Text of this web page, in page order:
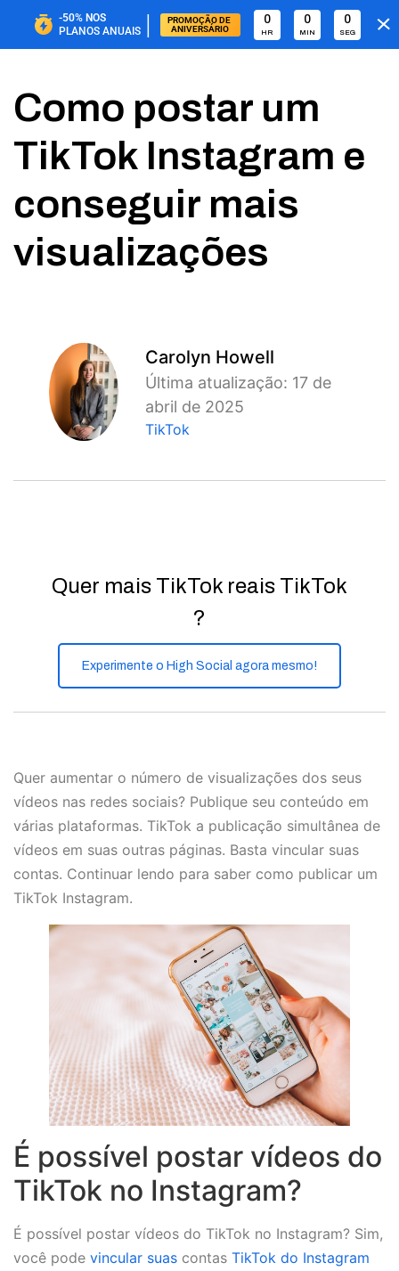
-50% NOS
PLANOS ANUAIS |
PROMOÇÃO DE
ANIVERSÁRIO
0
HR
0
MIN
0
SEG
Como postar um
TikTok Instagram e
conseguir mais
visualizações
Carolyn Howell
Última atualização: 17 de
abril de 2025
TikTok
Quer mais TikTok reais TikTok
?
Experimente o High Social agora mesmo!
Quer aumentar o número de visualizações dos seus
vídeos nas redes sociais? Publique seu conteúdo em
várias plataformas. TikTok a publicação simultânea de
vídeos em suas outras páginas. Basta vincular suas
contas. Continuar lendo para saber como publicar um
TikTok Instagram.
É possível postar vídeos do
TikTok no Instagram?
É possível postar vídeos do TikTok no Instagram? Sim,
você pode vincular suas contas TikTok do Instagram